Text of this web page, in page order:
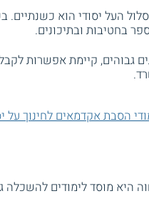
העל יסודי הוא
בחטיבות ובתיכונים.
גבוהים, קיימת אפשרות
הסבת אקדמאים לחינוך על
היא מוסד לימודים להשכלה